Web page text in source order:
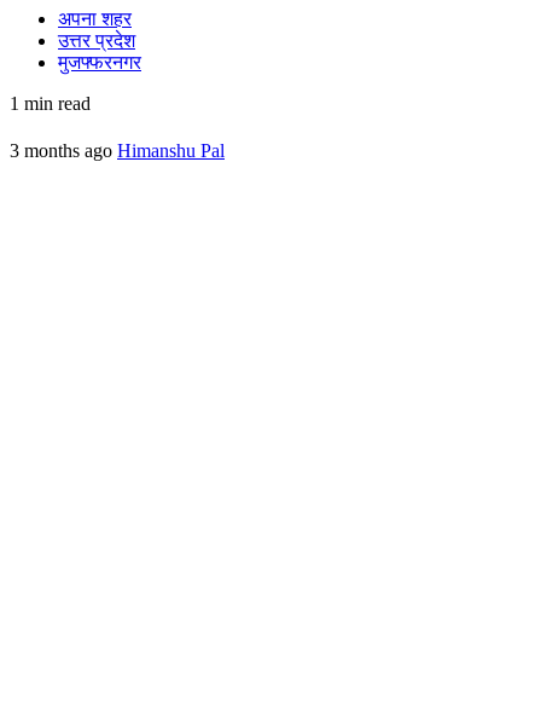
अपना शहर
उत्तर प्रदेश
मुजफ्फरनगर
1 min read
3 months ago Himanshu Pal